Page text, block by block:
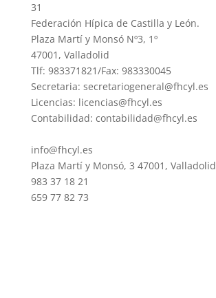
31
Federación Hípica de Castilla y León.
Plaza Martí y Monsó Nº3, 1º
47001, Valladolid
Tlf: 983371821/Fax: 983330045
Secretaria: secretariogeneral@fhcyl.es
Licencias: licencias@fhcyl.es
Contabilidad: contabilidad@fhcyl.es
info@fhcyl.es
Plaza Martí y Monsó, 3 47001, Valladolid
983 37 18 21
659 77 82 73